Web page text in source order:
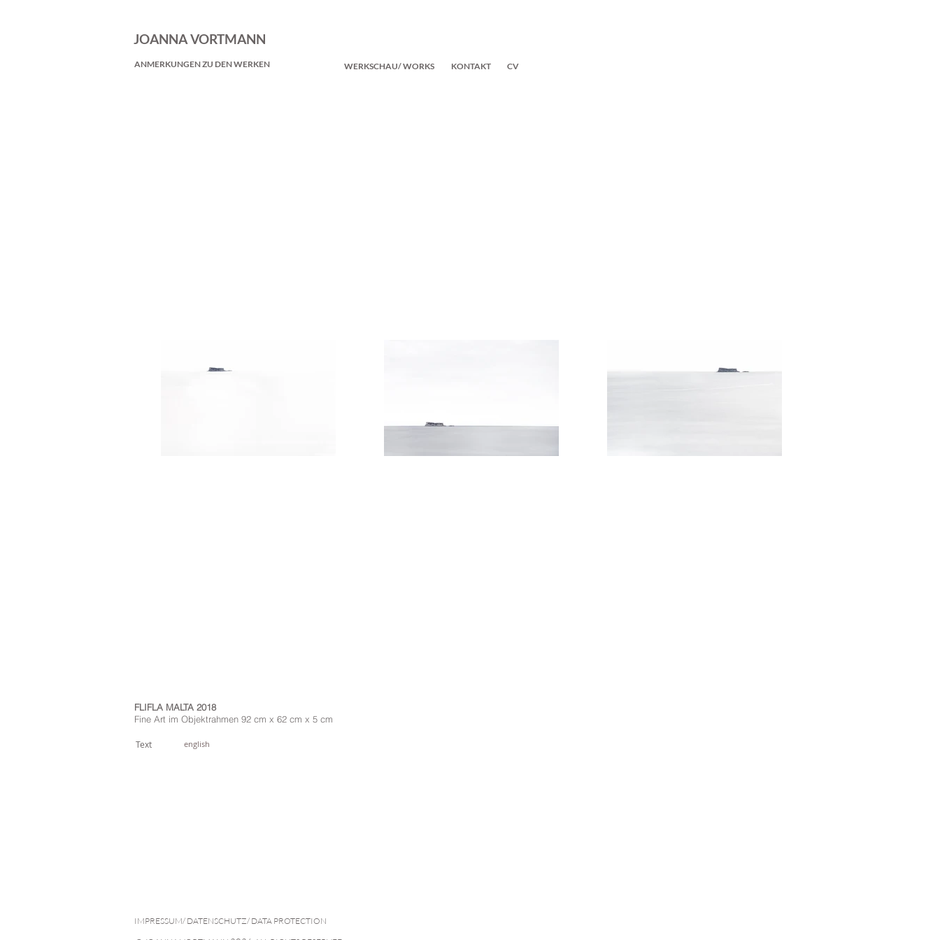
JOANNA VORTMANN
ANMERKUNGEN ZU DEN WERKEN
FLIFLA MALTA 2018
Fine Art im Objektrahmen 92 cm x 62 cm x 5 cm
Text english
WERKSCHAU/ WORKS KONTAKT CV
IMPRESSUM/ DATENSCHUTZ/ DATA PROTECTION